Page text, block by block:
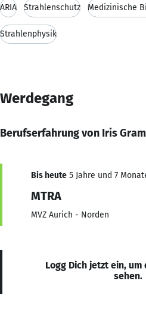
ARIA Strahlenschutz Medizinische
Strahlenphysik
Werdegang
Berufserfahrung von Iris
Bis heute 5 Jahre und 7
MTRA
MVZ Aurich - Norden
Logg Dich jetzt ein,
sehen.